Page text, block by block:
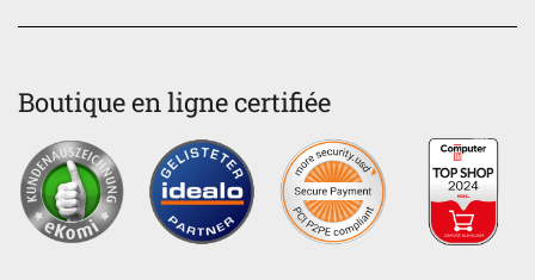
Boutique en ligne certifiée